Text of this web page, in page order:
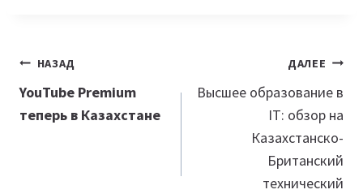
Навигация
по
записям
НАЗАД
YouTube Premium
теперь в Казахстане
ДАЛЕЕ
Высшее образование в
IT: обзор на
Казахстанско-
Британский
технический